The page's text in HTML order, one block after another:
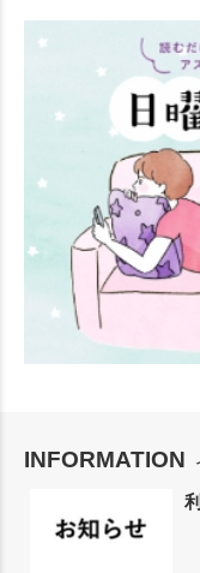
INFORMATION